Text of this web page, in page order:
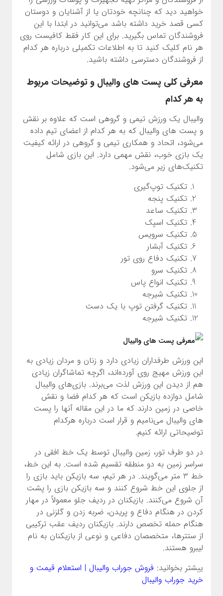
خواهید دید که چنانچه خودتان یا از آشنایان و دوستان
کسی قصد خرید داشته باشد می‌توانید در ابتدا با این
فروشندگان تماس بگیرید. برای این کار فقط کافیست روی
هر نام کلیک کنید تا به اطلاعات تکمیلی درباره هر کدام
از فروشندگان دسترسی داشته باشید.
معرفی کلی پست های والیبال و توضیحات مربوط
به هر کدام
والیبال یک ورزش تیمی و گروهی است که علاوه بر نقش
و پست های والیبال که به هر کدام از اعضای تیم داده
می‌شود، اتحاد و همکاری تیمی و گروهی در ارائه کیفیت
یک بازی خوب، نقش مهمی دارد. این بازی شامل
تکنیک‌های زیر می‌شود.
تکنیک توپ‌گیری
تکنیک پنجه
تکنیک ساعد
تکنیک اسپک
تکنیک سرویس
تکنیک آبشار
تکنیک دفاع روی تور
تکنیک سرو
تکنیک انواع پاس
تکنیک شیرجه
تکنیک گرفتن توپ با یک دست
تکنیک شیرجه
این ورزش طرفداران زیادی دارد و زنان و مردان زیادی به
این ورزش مهیج روی آورده‌اند، اگرچه تماشاگران زیادی
هم از دیدن این ورزش لذت می‌برند. بازی‌های والیبال
شامل دوازده بازیکن است که هر کدام فضا و نقش
خاصی در زمین دارند که ما در این مقاله آنها را پست
های والیبال می‌نامیم و قرار است درباره هرکدام
توضیحاتی ارائه کنیم.
در دو طرف تور، زمین والیبال توسط یک خط افقی در
سراسر زمین به دو منطقه تقسیم شده است. به این خط،
خط 3 متر می‌گویند. در هر تیم، سه بازیکن باید بازی را
از جلوی این خط شروع کنند و سه بازیکن بازی را پشت
آن شروع می‌کنند. بازیکنان در ردیف جلو معمولاً در مهار
کردن در هنگام دفاع و پریدن، ضربه زدن و گلزنی در
هنگام حمله تخصص دارند. بازیکنان ردیف عقب ترکیبی
از ستترها، متخصصان دفاعی و نوعی از بازیکنان به نام
لیبرو هستند.
ییشتر بخوانید: فروش جوراب والیبال | استعلام قیمت و
خرید جوراب والیبال